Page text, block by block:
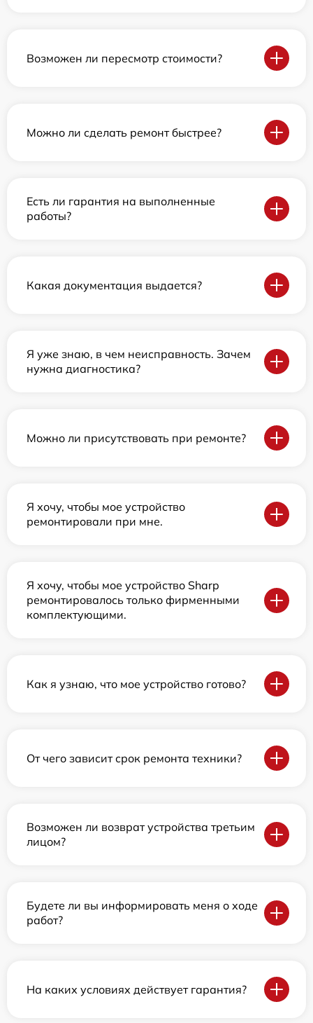
Возможен ли пересмотр стоимости?
Можно ли сделать ремонт быстрее?
Есть ли гарантия на выполненные
работы?
Какая документация выдается?
Я уже знаю, в чем неисправность. Зачем
нужна диагностика?
Можно ли присутствовать при ремонте?
Я хочу, чтобы мое устройство
ремонтировали при мне.
Я хочу, чтобы мое устройство Sharp
ремонтировалось только фирменными
комплектующими.
Как я узнаю, что мое устройство готово?
От чего зависит срок ремонта техники?
Возможен ли возврат устройства третьим
лицом?
Будете ли вы информировать меня о ходе
работ?
На каких условиях действует гарантия?